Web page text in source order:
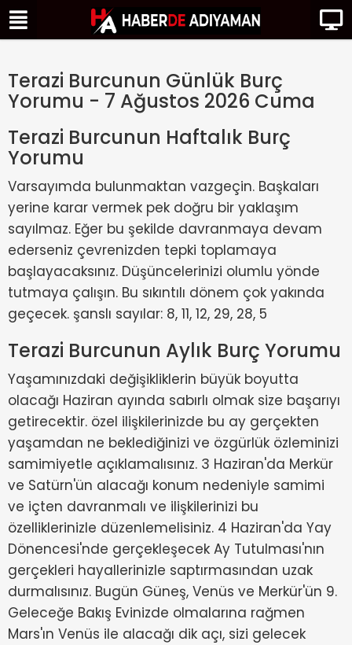
Terazi Burcunun Günlük Burç
Yorumu - 7 Ağustos 2026 Cuma
Terazi Burcunun Haftalık Burç
Yorumu
Varsayımda bulunmaktan vazgeçin. Başkaları
yerine karar vermek pek doğru bir yaklaşım
sayılmaz. Eğer bu şekilde davranmaya devam
ederseniz çevrenizden tepki toplamaya
başlayacaksınız. Düşüncelerinizi olumlu yönde
tutmaya çalışın. Bu sıkıntılı dönem çok yakında
geçecek. şanslı sayılar: 8, 11, 12, 29, 28, 5
Terazi Burcunun Aylık Burç Yorumu
Yaşamınızdaki değişikliklerin büyük boyutta
olacağı Haziran ayında sabırlı olmak size başarıyı
getirecektir. özel ilişkilerinizde bu ay gerçekten
yaşamdan ne beklediğinizi ve özgürlük özleminizi
samimiyetle açıklamalısınız. 3 Haziran'da Merkür
ve Satürn'ün alacağı konum nedeniyle samimi
ve içten davranmalı ve ilişkilerinizi bu
özelliklerinizle düzenlemelisiniz. 4 Haziran'da Yay
Dönencesi'nde gerçekleşecek Ay Tutulması'nın
gerçekleri hayallerinizle saptırmasından uzak
durmalısınız. Bugün Güneş, Venüs ve Merkür'ün 9.
Geleceğe Bakış Evinizde olmalarına rağmen
Mars'ın Venüs ile alacağı dik açı, sizi gelecek